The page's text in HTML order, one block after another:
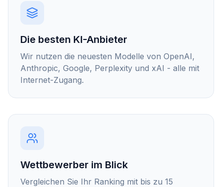
Die besten KI-Anbieter
Wir nutzen die neuesten Modelle von OpenAI,
Anthropic, Google, Perplexity und xAI - alle mit
Internet-Zugang.
Wettbewerber im Blick
Vergleichen Sie Ihr Ranking mit bis zu 15